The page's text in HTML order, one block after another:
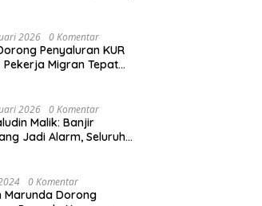
2026 0 Komentar
Penyaluran KUR
Pekerja Migran Tepat
2026 0 Komentar
Malik: Banjir
Jadi Alarm, Seluruh
0 Komentar
Marunda Dorong